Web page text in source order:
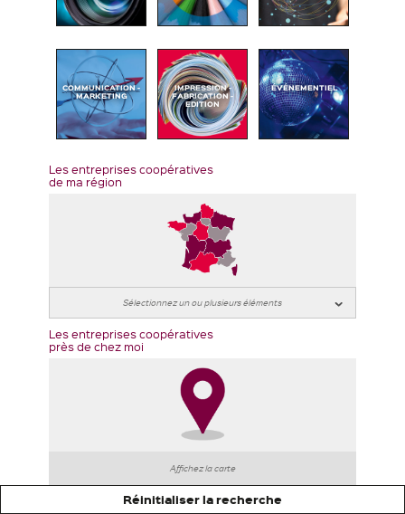
COMMUNICATION -
MARKETING
IMPRESSION -
FABRICATION -
EDITION
ÉVÉNEMENTIEL
Les entreprises coopératives
de ma région
Les entreprises coopératives
près de chez moi
Affichez la carte
Réinitialiser la recherche